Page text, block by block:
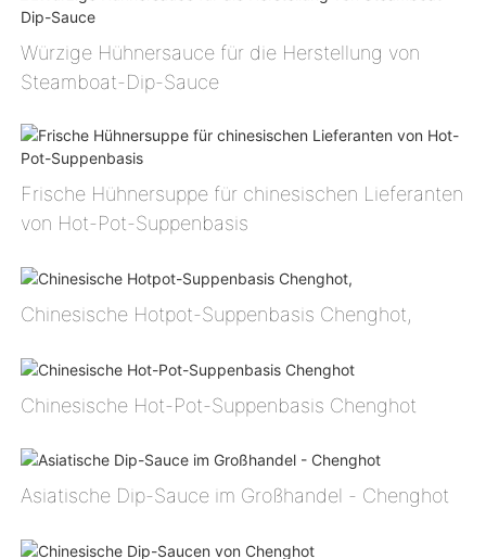
Würzige Hühnersauce für die Herstellung von
Steamboat-Dip-Sauce
Frische Hühnersuppe für chinesischen Lieferanten
von Hot-Pot-Suppenbasis
Chinesische Hotpot-Suppenbasis Chenghot,
Chinesische Hot-Pot-Suppenbasis Chenghot
Asiatische Dip-Sauce im Großhandel - Chenghot